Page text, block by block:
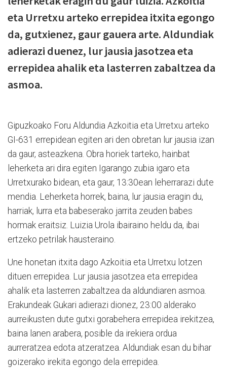
eta Urretxu arteko errepidea itxita egongo
da, gutxienez, gaur gauera arte. Aldundiak
adierazi duenez, lur jausia jasotzea eta
errepidea ahalik eta lasterren zabaltzea da
asmoa.
Gipuzkoako Foru Aldundia Azkoitia eta Urretxu arteko
GI-631 errepidean egiten ari den obretan lur jausia izan
da gaur, asteazkena. Obra horiek tarteko, hainbat
leherketa ari dira egiten Igarango zubia igaro eta
Urretxurako bidean, eta gaur, 13:30ean leherrarazi dute
mendia. Leherketa horrek, baina, lur jausia eragin du,
harriak, lurra eta babeserako jarrita zeuden babes
hormak eraitsiz. Luizia Urola ibairaino heldu da, ibai
ertzeko petrilak hausteraino.
Une honetan itxita dago Azkoitia eta Urretxu lotzen
dituen errepidea. Lur jausia jasotzea eta errepidea
ahalik eta lasterren zabaltzea da aldundiaren asmoa.
Erakundeak Gukari adierazi dionez, 23:00 alderako
aurreikusten dute gutxi gorabehera errepidea irekitzea,
baina lanen arabera, posible da irekiera ordua
aurreratzea edota atzeratzea. Aldundiak esan du bihar
goizerako irekita egongo dela errepidea.